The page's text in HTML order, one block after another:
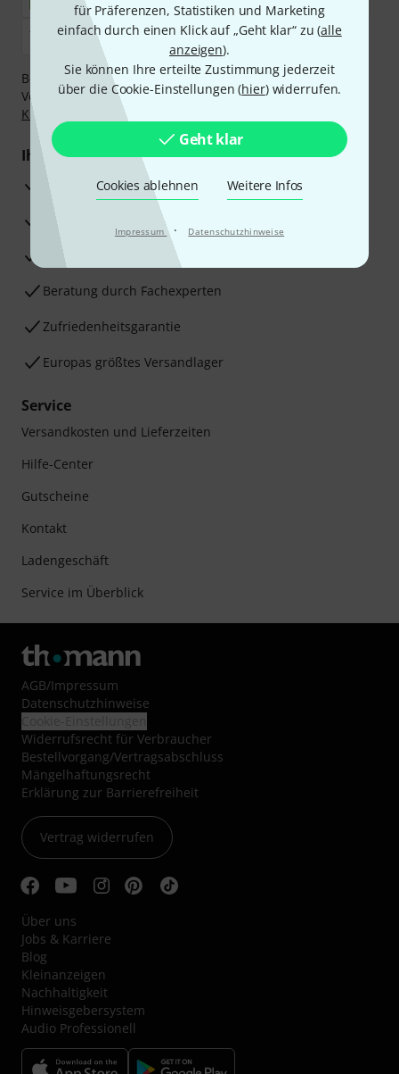
für Präferenzen, Statistiken und Marketing
einfach durch einen Klick auf „Geht klar“ zu (alle
anzeigen).
Sie können Ihre erteilte Zustimmung jederzeit
über die Cookie-Einstellungen (hier) widerrufen.
Geht klar
Cookies ablehnen Weitere Infos
Impressum · Datenschutzhinweise
Bezahlen Sie vertraulich und sicher per Nachnahme,
Vorkasse, PayPal, Amazon Pay,Klarna Sofort bezahlen
Klarna Ratenzahlung
Ihre Vorteile
3 Jahre Thomann Garantie
30 Tage Money-Back-Garantie
Beratung durch Fachexperten
Zufriedenheitsgarantie
Europas größtes Versandlager
Service
Versandkosten und Lieferzeiten
Hilfe-Center
Gutscheine
Kontakt
Ladengeschäft
Service im Überblick
AGB/Impressum
Datenschutzhinweise
Widerrufsrecht für Verbraucher
Bestellvorgang/Vertragsabschluss
Mängelhaftungsrecht
Erklärung zur Barrierefreiheit
Vertrag widerrufen
Über uns
Jobs & Karriere
Blog
Kleinanzeigen
Nachhaltigkeit
Hinweisgebersystem
Audio Professionell